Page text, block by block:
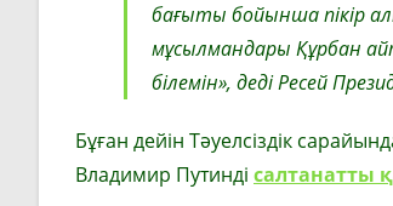
бағыты бойынша пікір
мұсылмандары Құрбан
білемін», деді Ресей
Бұған дейін Тәуелсіздік
Владимир Путинді салтанатты